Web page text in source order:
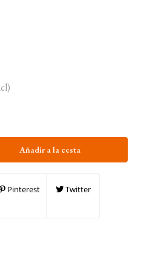
Añadir a la cesta
Pinterest Twitter